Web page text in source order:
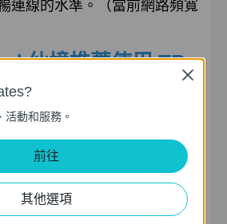
連線的水準。（當前網路頻寬
仙境推薦使用 TP-
由器產品，提升 Wi-
（AX3000 PoE Mesh Wi-
動和服務。
前往
其他選項
Close